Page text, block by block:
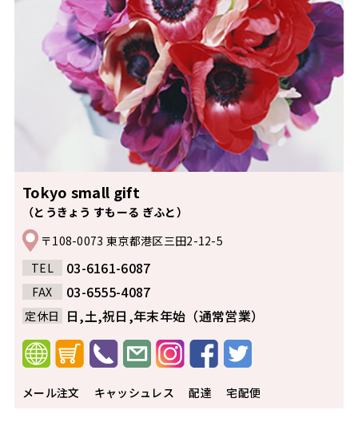
Tokyo small gift
（とうきょう すもーる ぎふと）
〒108-0073 東京都港区三田2-12-5
TEL
03-6161-6087
FAX 03-6555-4087
定休日 日,土,祝日,年末年始（通常営業）
メール注文 キャッシュレス 配達 宅配便